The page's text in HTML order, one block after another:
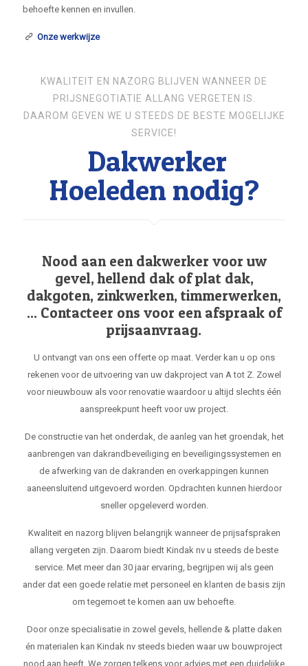
behoefte kennen en invullen.
Onze werkwijze
KWALITEIT EN NAZORG BLIJVEN WANNEER DE
PRIJSNEGOTIATIE ALLANG VERGETEN IS.
DAAROM GEVEN WE U STEEDS DE BESTE MOGELIJKE
SERVICE!
Dakwerker
Hoeleden nodig?
Nood aan een dakwerker voor uw
gevel, hellend dak of plat dak,
dakgoten, zinkwerken, timmerwerken,
... Contacteer ons voor een afspraak of
prijsaanvraag.
U ontvangt van ons een offerte op maat. Verder kan u op ons
rekenen voor de uitvoering van uw dakproject van A tot Z. Zowel
voor nieuwbouw als voor renovatie waardoor u altijd slechts één
aanspreekpunt heeft voor uw project.
De constructie van het onderdak, de aanleg van het groendak, het
aanbrengen van dakrandbeveiliging en beveiligingssystemen en
de afwerking van de dakranden en overkappingen kunnen
aaneensluitend uitgevoerd worden. Opdrachten kunnen hierdoor
sneller opgeleverd worden.
Kwaliteit en nazorg blijven belangrijk wanneer de prijsafspraken
allang vergeten zijn. Daarom biedt Kindak nv u steeds de beste
service. Met meer dan 30 jaar ervaring, begrijpen wij als geen
ander dat een goede relatie met personeel en klanten de basis zijn
om tegemoet te komen aan uw behoefte.
Door onze specialisatie in zowel gevels, hellende & platte daken
én materialen kan Kindak nv steeds bieden waar uw bouwproject
nood aan heeft. We zorgen telkens voor advies met een duidelijke